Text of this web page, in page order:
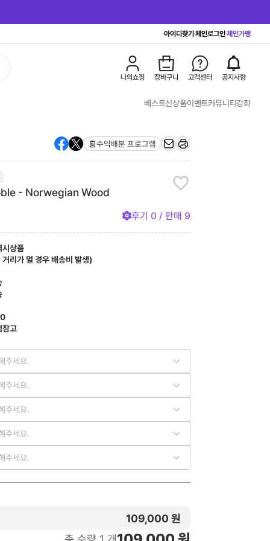
아이디찾기 체인로그인체인가맹
나의쇼핑 장바구니 고객센터 공지사항
베스트신상품이벤트커뮤니티강좌
수익배분 프로그램
- Norwegian Wood
후기 0 / 판매 9
시상품
리가 멀 경우 배송비 발생)
참고
주세요.
주세요.
주세요.
주세요.
주세요.
109,000 원